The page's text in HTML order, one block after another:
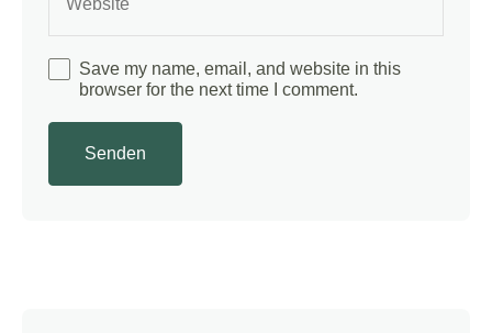
Save my name, email, and website in this
browser for the next time I comment.